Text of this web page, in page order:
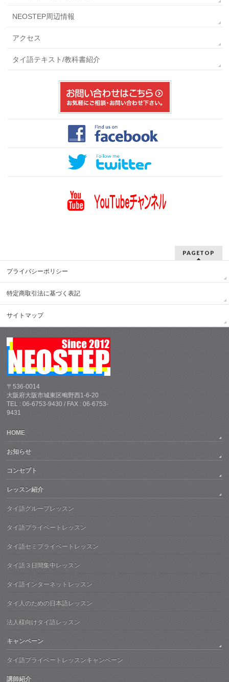
NEOSTEP周辺情報
アクセス
タイ語テキスト/教科書紹介
PAGETOP
プライバシーポリシー
特定商取引法に基づく表記
サイトマップ
〒536-0014
大阪府大阪市城東区鴫野西1-6-20
TEL : 06-6753-9430 / FAX : 06-6753-
9431
HOME
お知らせ
コンセプト
レッスン紹介
タイ語グループレッスン
タイ語プライベートレッスン
タイ語セミプライベートレッスン
タイ語３日間集中レッスン
タイ語インターネットレッスン
タイ人のための日本語レッスン
法人様向けタイ語レッスン
キャンペーン
タイ語プライベートレッスンキャンペーン
講師紹介